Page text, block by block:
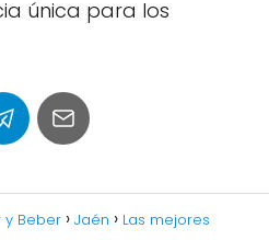
única para los
y Beber Jaén
Las mejores